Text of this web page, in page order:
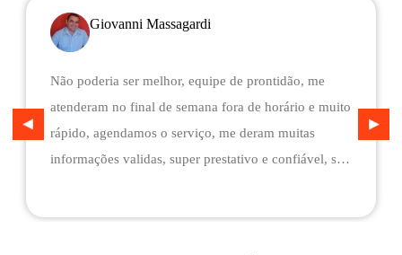
Giovanni Massagardi
Não poderia ser melhor, equipe de prontidão, me
atenderam no final de semana fora de horário e muito
rápido, agendamos o serviço, me deram muitas
informações validas, super prestativo e confiável, são